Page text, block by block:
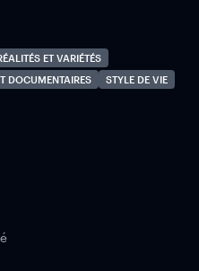
ET VARIÉTÉS
DOCUMENTAIRES
STYLE DE VIE